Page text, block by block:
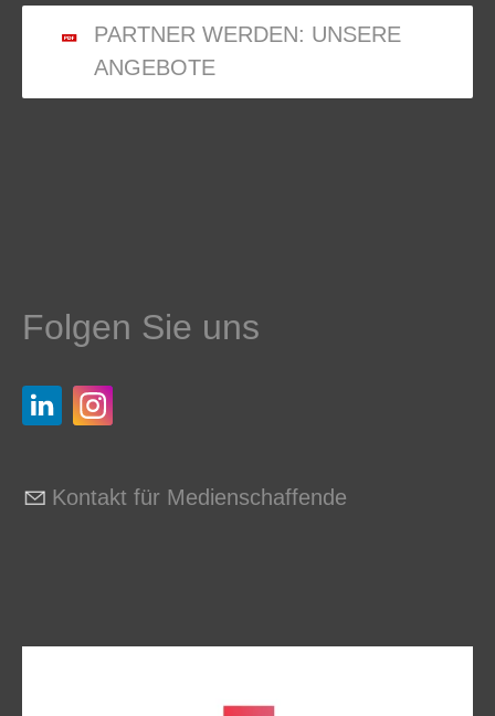
PARTNER WERDEN: UNSERE
ANGEBOTE
Folgen Sie uns
Kontakt für Medienschaffende